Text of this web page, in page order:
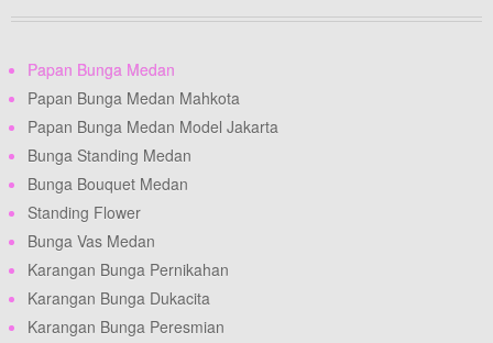
Papan Bunga Medan
Papan Bunga Medan Mahkota
Papan Bunga Medan Model Jakarta
Bunga Standing Medan
Bunga Bouquet Medan
Standing Flower
Bunga Vas Medan
Karangan Bunga Pernikahan
Karangan Bunga Dukacita
Karangan Bunga Peresmian